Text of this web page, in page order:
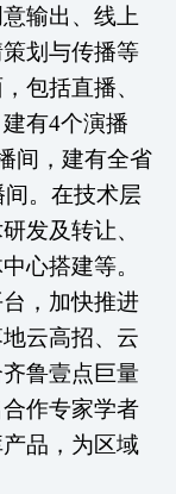
输出、线上
划与传播等
包括直播、
有4个演播
间，建有全省
间。在技术层
发及转让、
心搭建等。
，加快推进
云高招、云
鲁壹点巨量
作专家学者
品，为区域